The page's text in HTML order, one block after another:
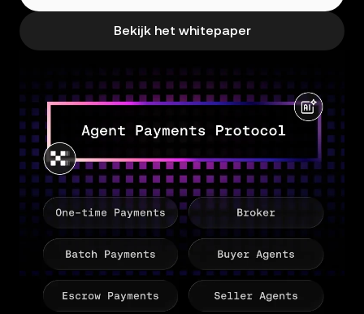
Bekijk het whitepaper